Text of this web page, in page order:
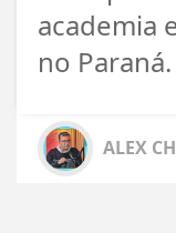
academia
no Paraná.
ALEX